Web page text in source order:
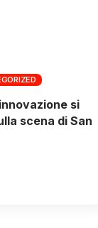
si
scena di San